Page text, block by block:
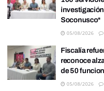
Soconusco*
05/08/2026
Fiscalía
reconoce
de 50
05/08/2026